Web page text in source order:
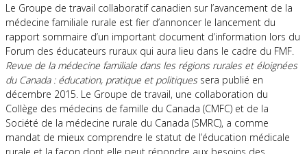
Le Groupe de travail collaboratif canadien sur l’avancement de la
médecine familiale rurale est fier d’annoncer le lancement du
rapport sommaire d’un important document d’information lors du
Forum des éducateurs ruraux qui aura lieu dans le cadre du FMF.
Revue de la médecine familiale dans les régions rurales et éloignées
du Canada : éducation, pratique et politiquessera publié en
décembre 2015. Le Groupe de travail, une collaboration du
Collège des médecins de famille du Canada (CMFC) et de la
Société de la médecine rurale du Canada (SMRC), a comme
mandat de mieux comprendre le statut de l’éducation médicale